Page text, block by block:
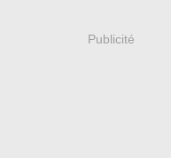
Publicité